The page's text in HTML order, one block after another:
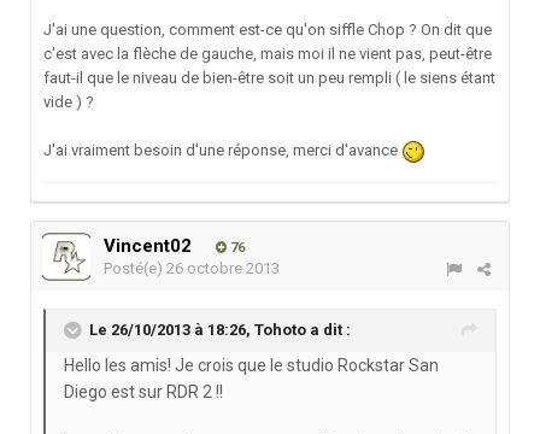
J'ai une question, comment est-ce qu'on siffle Chop ? On dit que
c'est avec la flèche de gauche, mais moi il ne vient pas, peut-être
faut-il que le niveau de bien-être soit un peu rempli ( le siens étant
vide ) ?
J'ai vraiment besoin d'une réponse, merci d'avance
Vincent02 76
Posté(e) 26 octobre 2013
Le 26/10/2013 à 18:26, Tohoto a dit :
Hello les amis! Je crois que le studio Rockstar San
Diego est sur RDR 2 !!